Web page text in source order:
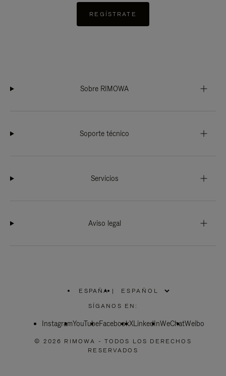
REGÍSTRATE
Sobre RIMOWA
Soporte técnico
Servicios
Aviso legal
ESPAÑA
ELIGE
LA
|
SÍGANOS EN:
InstagramYouTubeFacebookXLinkedInWeChatWeibo
© 2026 RIMOWA - TODOS LOS DERECHOS
RESERVADOS